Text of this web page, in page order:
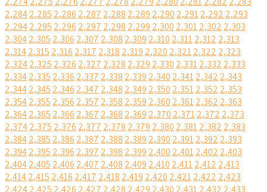
2,2842,285 2,286 2,287 2,288 2,289 2,290 2,2912,292 2,293
2,2942,295 2,296 2,297 2,298 2,299 2,300 2,3012,302 2,303
2,3042,305 2,306 2,307 2,308 2,309 2,310 2,3112,312 2,313
2,3142,315 2,316 2,317 2,318 2,319 2,320 2,3212,322 2,323
2,3242,325 2,326 2,327 2,328 2,329 2,330 2,3312,332 2,333
2,3342,335 2,336 2,337 2,338 2,339 2,340 2,3412,342 2,343
2,3442,345 2,346 2,347 2,348 2,349 2,350 2,3512,352 2,353
2,3542,355 2,356 2,357 2,358 2,359 2,360 2,3612,362 2,363
2,3642,365 2,366 2,367 2,368 2,369 2,370 2,3712,372 2,373
2,3742,375 2,376 2,377 2,378 2,379 2,380 2,3812,382 2,383
2,3842,385 2,386 2,387 2,388 2,389 2,390 2,3912,392 2,393
2,3942,395 2,396 2,397 2,398 2,399 2,400 2,4012,402 2,403
2,4042,405 2,406 2,407 2,408 2,409 2,410 2,4112,412 2,413
2,4142,415 2,416 2,417 2,418 2,419 2,420 2,4212,422 2,423